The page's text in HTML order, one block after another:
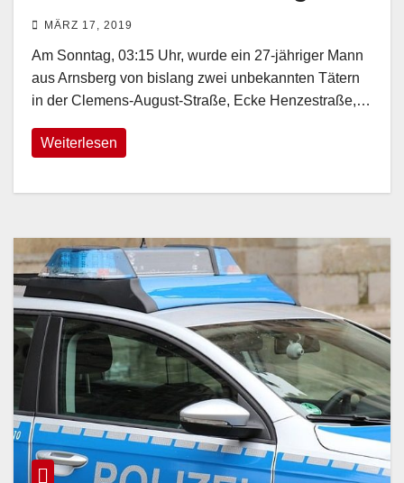
MÄRZ 17, 2019
Am Sonntag, 03:15 Uhr, wurde ein 27-jähriger Mann
aus Arnsberg von bislang zwei unbekannten Tätern
in der Clemens-August-Straße, Ecke Henzestraße,…
Weiterlesen